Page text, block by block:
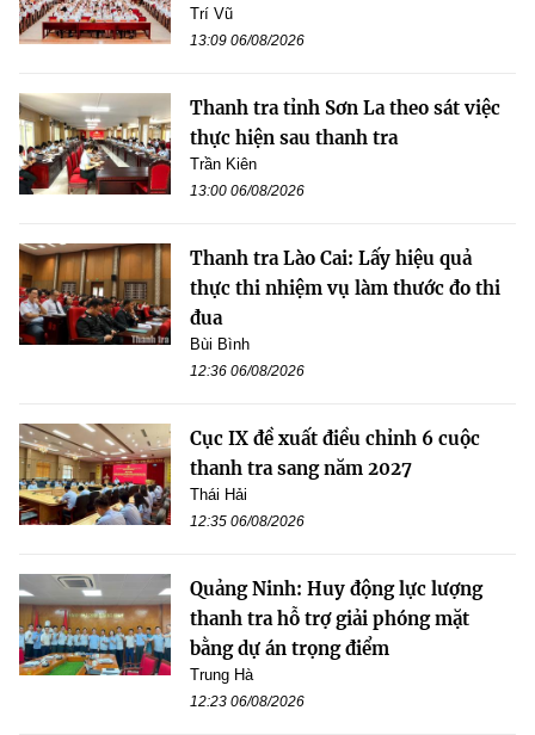
Trí Vũ
13:09 06/08/2026
Thanh tra tỉnh Sơn La theo sát việc
thực hiện sau thanh tra
Trần Kiên
13:00 06/08/2026
Thanh tra Lào Cai: Lấy hiệu quả
thực thi nhiệm vụ làm thước đo thi
đua
Bùi Bình
12:36 06/08/2026
Cục IX đề xuất điều chỉnh 6 cuộc
thanh tra sang năm 2027
Thái Hải
12:35 06/08/2026
Quảng Ninh: Huy động lực lượng
thanh tra hỗ trợ giải phóng mặt
bằng dự án trọng điểm
Trung Hà
12:23 06/08/2026